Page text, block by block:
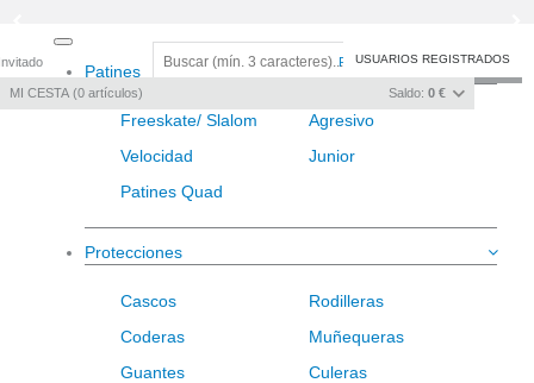
Registro/Iniciar sesión
MI CESTA 0 artículos Saldo: 0 €
USUARIOS REGISTRADOS
navigation
Patines
Freeskate/ Slalom
Agresivo
Velocidad
Junior
Patines Quad
Protecciones
Cascos
Rodilleras
Coderas
Muñequeras
Guantes
Culeras